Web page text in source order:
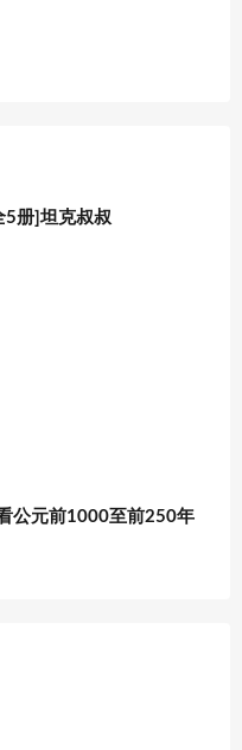
5册]坦克叔叔
公元前1000至前250年